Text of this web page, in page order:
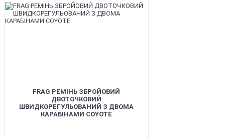
FRAG РЕМІНЬ ЗБРОЙОВИЙ
ДВОТОЧКОВИЙ
ШВИДКОРЕГУЛЬОВАНИЙ З ДВОМА
КАРАБІНАМИ COYOTE